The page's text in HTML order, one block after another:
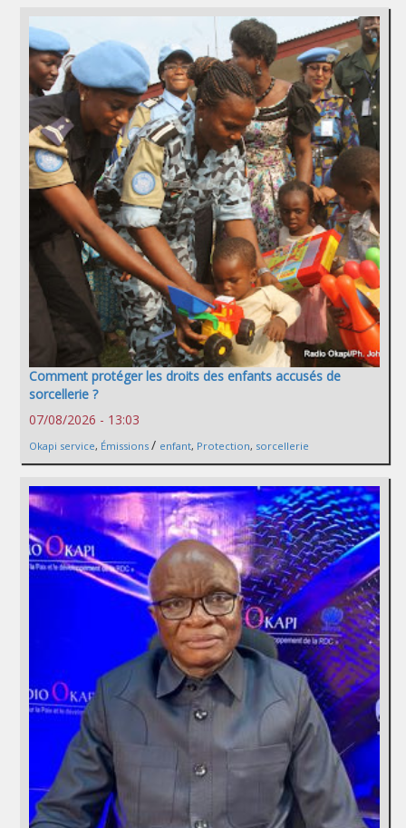
Comment protéger les droits des enfants accusés de
sorcellerie ?
07/08/2026 - 13:03
Okapi service, Émissions / enfant, Protection, sorcellerie